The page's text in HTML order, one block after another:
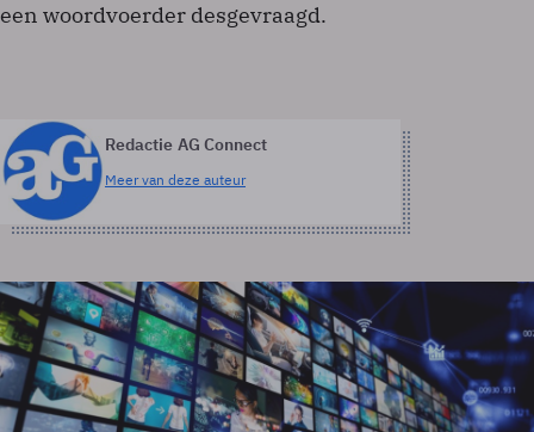
een woordvoerder desgevraagd.
Redactie AG Connect
Meer van deze auteur